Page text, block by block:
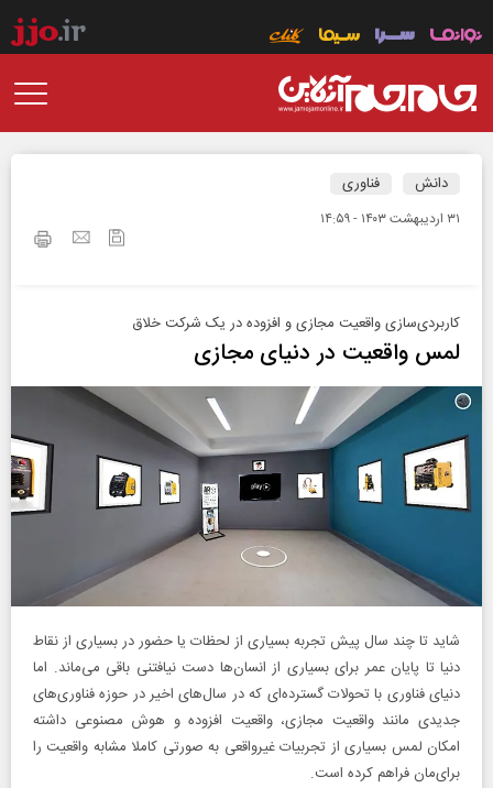
دانش فناوری
۳۱ ارديبهشت ۱۴۰۳ - ۱۴:۵۹
کاربردی‌سازی واقعیت مجازی و افزوده در یک شرکت خلاق
لمس واقعیت در دنیای مجازی
شاید تا چند سال پیش تجربه بسیاری از لحظات یا حضور در بسیاری از نقاط
دنیا تا پایان عمر برای بسیاری از انسان‌ها دست نیافتنی باقی می‌ماند. اما
دنیای فناوری با تحولات گسترده‌ای که در سال‌های اخیر در حوزه فناوری‌های
جدیدی مانند واقعیت مجازی، واقعیت افزوده و هوش مصنوعی داشته
امکان لمس بسیاری از تجربیات غیرواقعی به صورتی کاملا مشابه واقعیت را
برای‌مان فراهم کرده است.